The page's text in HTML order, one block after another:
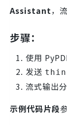
Assistant，
步骤：
使用
发送
流式输出
示例代码片段